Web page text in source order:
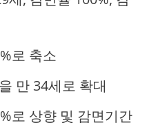
로 축소
만 34세로 확대
로 상향 및 감면기간